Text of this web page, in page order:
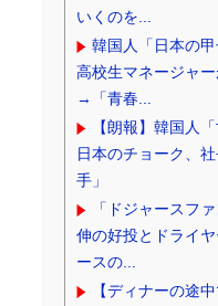
いくのを...
韓国人「日本の
高校生マネージャー
→「青春...
【朗報】韓国人
日本のチョーク、
手」
「ドジャースフ
伸の好投とドライ
ースの...
【ディナーの途